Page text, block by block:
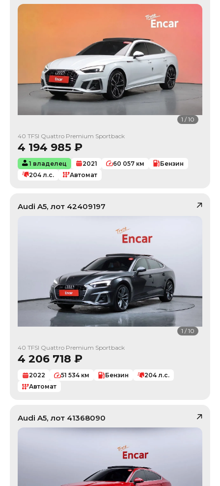
1 /10
40 TFSI Quattro Premium Sportback
4 194 985 ₽
1 владелец 2021 60 057 км
Бензин
204 л.с. Автомат
Audi A5, лот 42409197
1 /10
40 TFSI Quattro Premium Sportback
4 206 718 ₽
2022 51 534 км Бензин 204 л.с.
Автомат
Audi A5, лот 41368090